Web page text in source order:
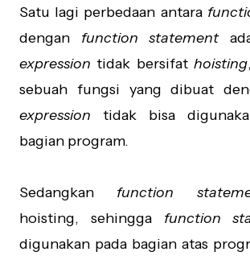
Satu lagi perbedaan antara
dengan function statement
expression tidak bersifathoisting
sebuah fungsi yang dibuat
expression tidak bisa
bagian program.
Sedangkan function
hoisting, sehingga function
digunakan pada bagian atas